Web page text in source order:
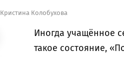
Кристина Колобухова
Иногда учащённое
такое состояние,